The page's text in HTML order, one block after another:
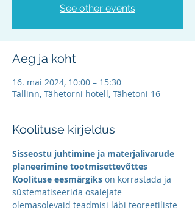
See other events
Aeg ja koht
16. mai 2024, 10:00 – 15:30
Tallinn, Tähetorni hotell, Tähetoni 16
Koolituse kirjeldus
Sisseostu juhtimine ja materjalivarude
planeerimine tootmisettevõttes
Koolituse eesmärgiks on korrastada ja
süstematiseerida osalejate
olemasolevaid teadmisi läbi teoreetiliste